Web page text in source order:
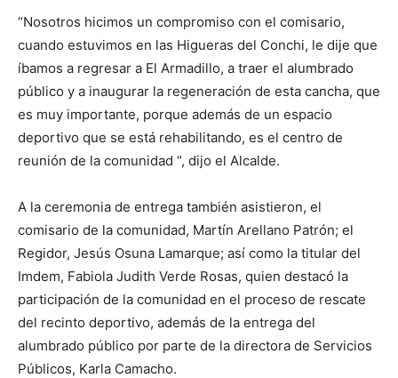
“Nosotros hicimos un compromiso con el comisario,
cuando estuvimos en las Higueras del Conchi, le dije que
íbamos a regresar a El Armadillo, a traer el alumbrado
público y a inaugurar la regeneración de esta cancha, que
es muy importante, porque además de un espacio
deportivo que se está rehabilitando, es el centro de
reunión de la comunidad “, dijo el Alcalde.
A la ceremonia de entrega también asistieron, el
comisario de la comunidad, Martín Arellano Patrón; el
Regidor, Jesús Osuna Lamarque; así como la titular del
Imdem, Fabiola Judith Verde Rosas, quien destacó la
participación de la comunidad en el proceso de rescate
del recinto deportivo, además de la entrega del
alumbrado público por parte de la directora de Servicios
Públicos, Karla Camacho.